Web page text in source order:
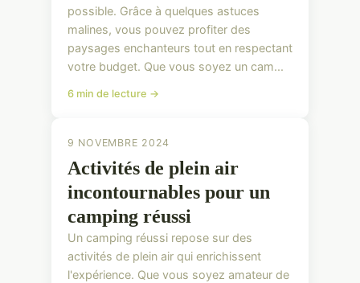
possible. Grâce à quelques astuces
malines, vous pouvez profiter des
paysages enchanteurs tout en respectant
votre budget. Que vous soyez un cam...
6 min de lecture →
9 NOVEMBRE 2024
Activités de plein air
incontournables pour un
camping réussi
Un camping réussi repose sur des
activités de plein air qui enrichissent
l'expérience. Que vous soyez amateur de